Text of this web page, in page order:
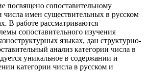
посвящено сопоставительному
числа имен существительных в русском
В работе рассматриваются
сопоставительного изучения
языках, дан структурно-
анализ категории числа в
уникальное в содержании и
категории числа в русском и